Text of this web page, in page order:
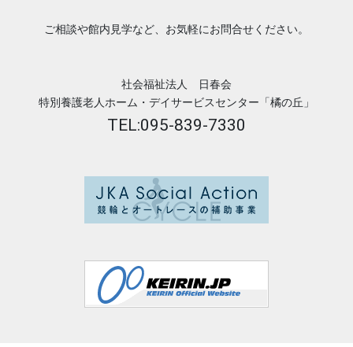
ご相談や館内見学など、お気軽にお問合せください。
社会福祉法人 日春会
特別養護老人ホーム・デイサービスセンター「橘の丘」
TEL:095-839-7330